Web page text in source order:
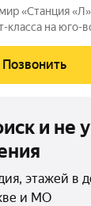
«Л»»
на юго-
машин,
и
Позвонить
и не
этажей в
и МО